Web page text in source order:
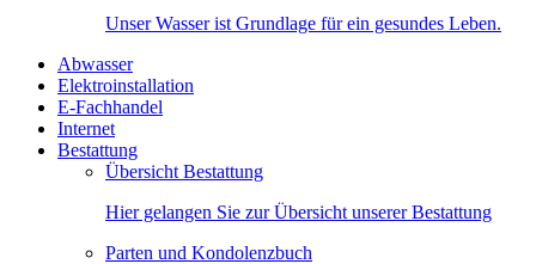
Unser Wasser ist Grundlage für ein gesundes Leben.
Abwasser
Elektroinstallation
E-Fachhandel
Internet
Bestattung
Übersicht Bestattung
Hier gelangen Sie zur Übersicht unserer Bestattung
Parten und Kondolenzbuch